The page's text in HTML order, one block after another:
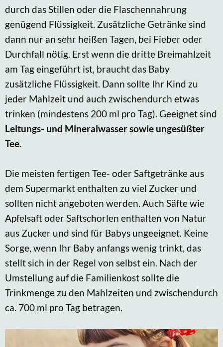
durch das Stillen oder die Flaschennahrung
genügend Flüssigkeit. Zusätzliche Getränke sind
dann nur an sehr heißen Tagen, bei Fieber oder
Durchfall nötig. Erst wenn die dritte Breimahlzeit
am Tag eingeführt ist, braucht das Baby
zusätzliche Flüssigkeit. Dann sollte Ihr Kind zu
jeder Mahlzeit und auch zwischendurch etwas
trinken (mindestens 200 ml pro Tag). Geeignet sind
Leitungs- und Mineralwasser sowie ungesüßter
Tee.
Die meisten fertigen Tee- oder Saftgetränke aus
dem Supermarkt enthalten zu viel Zucker und
sollten nicht angeboten werden. Auch Säfte wie
Apfelsaft oder Saftschorlen enthalten von Natur
aus Zucker und sind für Babys ungeeignet. Keine
Sorge, wenn Ihr Baby anfangs wenig trinkt, das
stellt sich in der Regel von selbst ein. Nach der
Umstellung auf die Familienkost sollte die
Trinkmenge zu den Mahlzeiten und zwischendurch
ca. 700 ml pro Tag betragen.